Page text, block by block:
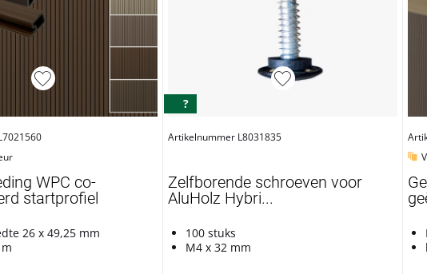
WPC co-
startprofiel
26 x 49,25 mm
?
Artikelnummer L8031835
Zelfborende schroeven voor
AluHolz Hybri...
100 stuks
M4 x 32 mm